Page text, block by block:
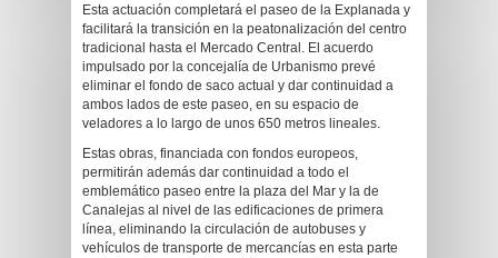
Esta actuación completará el paseo de la Explanada y
facilitará la transición en la peatonalización del centro
tradicional hasta el Mercado Central. El acuerdo
impulsado por la concejalía de Urbanismo prevé
eliminar el fondo de saco actual y dar continuidad a
ambos lados de este paseo, en su espacio de
veladores a lo largo de unos 650 metros lineales.
Estas obras, financiada con fondos europeos,
permitirán además dar continuidad a todo el
emblemático paseo entre la plaza del Mar y la de
Canalejas al nivel de las edificaciones de primera
línea, eliminando la circulación de autobuses y
vehículos de transporte de mercancías en esta parte